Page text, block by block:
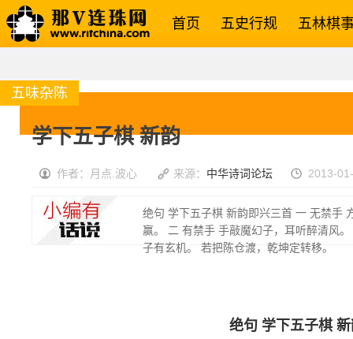
首页 五史行规 五林棋
五味杂陈
学下五子棋 新韵
作者：月点.波心 来源： 中华诗词论坛 2013-
绝句 学下五子棋 新韵即兴三首 一 无禁手
赢。 二 有禁手 手敲魔幻子，耳听醉清风
子有玄机。 若把陈仓渡，乾坤定转移。
绝句 学下五子棋